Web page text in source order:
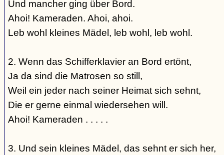
Und mancher ging über Bord.
Ahoi! Kameraden. Ahoi, ahoi.
Leb wohl kleines Mädel, leb wohl, leb wohl.
2. Wenn das Schifferklavier an Bord ertönt,
Ja da sind die Matrosen so still,
Weil ein jeder nach seiner Heimat sich sehnt,
Die er gerne einmal wiedersehen will.
Ahoi! Kameraden . . . . .
3. Und sein kleines Mädel, das sehnt er sich her,